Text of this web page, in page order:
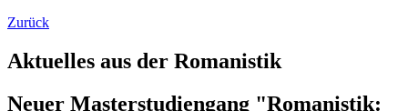
Zurück
Aktuelles aus der Romanistik
Neuer Masterstudiengang "Romanistik: